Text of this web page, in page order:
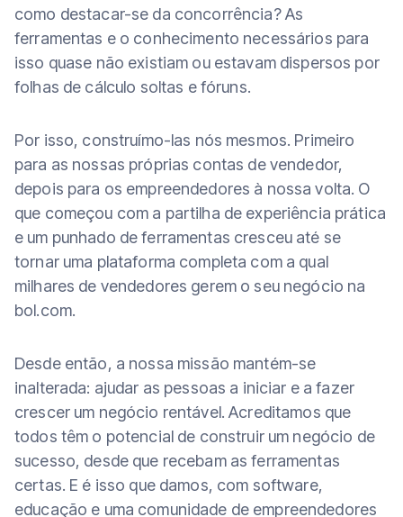
como destacar-se da concorrência? As
ferramentas e o conhecimento necessários para
isso quase não existiam ou estavam dispersos por
folhas de cálculo soltas e fóruns.
Por isso, construímo-las nós mesmos. Primeiro
para as nossas próprias contas de vendedor,
depois para os empreendedores à nossa volta. O
que começou com a partilha de experiência prática
e um punhado de ferramentas cresceu até se
tornar uma plataforma completa com a qual
milhares de vendedores gerem o seu negócio na
bol.com.
Desde então, a nossa missão mantém-se
inalterada: ajudar as pessoas a iniciar e a fazer
crescer um negócio rentável. Acreditamos que
todos têm o potencial de construir um negócio de
sucesso, desde que recebam as ferramentas
certas. E é isso que damos, com software,
educação e uma comunidade de empreendedores